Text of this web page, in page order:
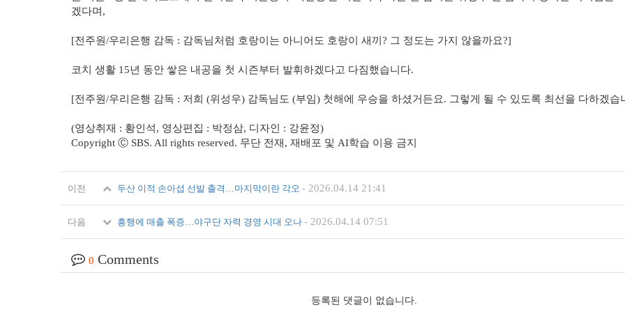
겠다며,
[전주원/우리은행 감독 : 감독님처럼 호랑이는 아니어도 호랑이 새끼? 그 정도는 가지 않을까요?]
코치 생활 15년 동안 쌓은 내공을 첫 시즌부터 발휘하겠다고 다짐했습니다.
[전주원/우리은행 감독 : 저희 (위성우) 감독님도 (부임) 첫해에 우승을 하셨거든요. 그렇게 될 수 있도록 최선을 다하겠습
(영상취재 : 황인석, 영상편집 : 박정삼, 디자인 : 강윤정)
Copyright Ⓒ SBS. All rights reserved. 무단 전재, 재배포 및 AI학습 이용 금지
이전 두산 이적 손아섭 선발 출격…마지막이란 각오 - 2026.04.14 21:41
다음 흥행에 매출 폭증…야구단 자력 경영 시대 오나 - 2026.04.14 07:51
0 Comments
등록된 댓글이 없습니다.